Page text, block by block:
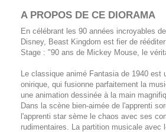
A PROPOS DE CE DIORAMA
En célébrant les 90 années incroyables
Disney, Beast Kingdom est fier de
Stage : "90 ans de Mickey Mouse, le
Le classique animé Fantasia de 1940 est
onirique, qui fusionne parfaitement la
une animation dessinée à la main
Dans la scène bien-aimée de l'apprenti
l'apprenti star sème le chaos avec ses
rudimentaires. La partition musicale avec